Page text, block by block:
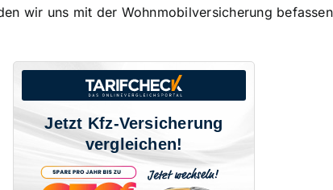
wir uns mit der Wohnmobilversicherung
Jetzt Kfz-Versicherung
vergleichen!